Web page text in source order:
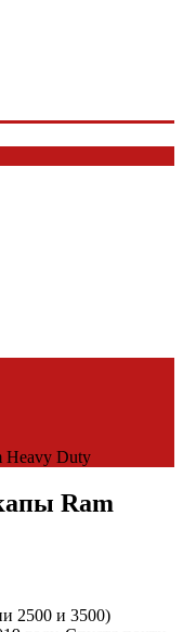
Heavy Duty
Ram
2500 и 3500)